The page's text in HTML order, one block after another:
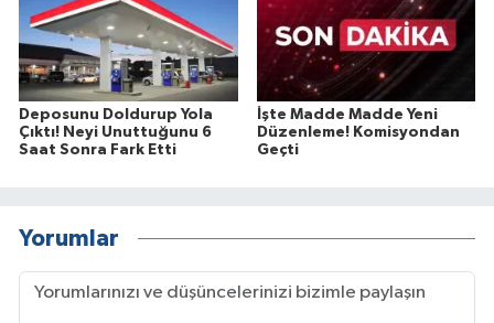
Deposunu Doldurup Yola
Çıktı! Neyi Unuttuğunu 6
Saat Sonra Fark Etti
İşte Madde Madde Yeni
Düzenleme! Komisyondan
Geçti
Yorumlar